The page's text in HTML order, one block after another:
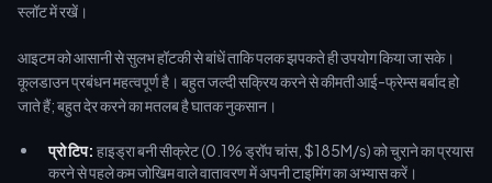
स्लॉट में रखें।
आइटम को आसानी से सुलभ हॉटकी से बांधें ताकि पलक झपकते ही उपयोग किया जा सके।
कूलडाउन प्रबंधन महत्वपूर्ण है। बहुत जल्दी सक्रिय करने से कीमती आई-फ्रेम्स बर्बाद हो
जाते हैं; बहुत देर करने का मतलब है घातक नुकसान।
प्रो टिप: हाइड्रा बनी सीक्रेट (0.1% ड्रॉप चांस, $185M/s) को चुराने का प्रयास
करने से पहले कम जोखिम वाले वातावरण में अपनी टाइमिंग का अभ्यास करें।